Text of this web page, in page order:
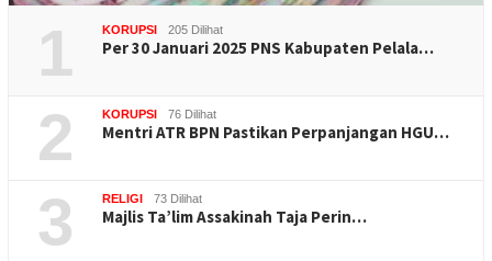
1 KORUPSI 205 Dilihat
Per 30 Januari 2025 PNS Kabupaten Pelala…
2 KORUPSI 76 Dilihat
Mentri ATR BPN Pastikan Perpanjangan HGU…
3 RELIGI 73 Dilihat
Majlis Ta’lim Assakinah Taja Perin…